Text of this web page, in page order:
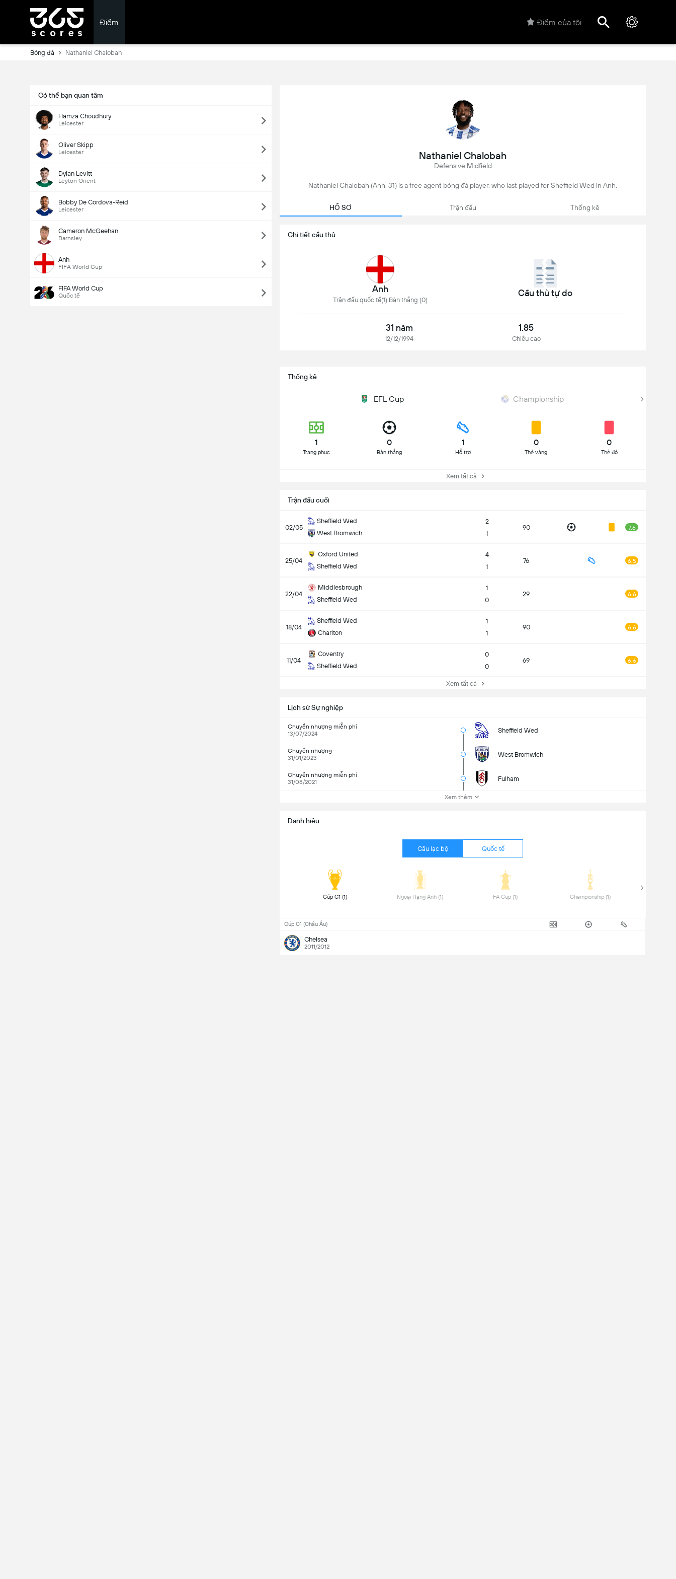
Điểm Điểm của tôi
Bóng đá Nathaniel Chalobah
Có thể bạn quan tâm
Hamza Choudhury
Leicester
Oliver Skipp
Leicester
Dylan Levitt
Leyton Orient
Bobby De Cordova-Reid
Leicester
Cameron McGeehan
Barnsley
Anh
FIFA World Cup
FIFA World Cup
Quốc tế
Nathaniel Chalobah
Defensive Midfield
Nathaniel Chalobah (Anh, 31) is a free agent bóng đá player, who last played for Sheffield Wed in Anh.
HỒ SƠ Trận đấu Thống kê
Chi tiết cầu thủ
Anh
Trận đấu quốc tế(1) Bàn thắng (0)
Cầu thủ tự do
31 năm
12/12/1994
1.85
Chiều cao
Thống kê
EFL Cup Championship
1
Trang phục
0
Bàn thắng
1
Hỗ trợ
0
Thẻ vàng
0
Thẻ đỏ
Xem tất cả
Trận đấu cuối
02/05
Sheffield Wed
West Bromwich
2
1
90 7.6
25/04
Oxford United
Sheffield Wed
4
1
76 6.5
22/04
Middlesbrough
Sheffield Wed
1
0
29 6.6
18/04
Sheffield Wed
Charlton
1
1
90 6.6
11/04
Coventry
Sheffield Wed
0
0
69 6.6
Xem tất cả
Lịch sử Sự nghiệp
Chuyển nhượng miễn phí
13/07/2024
Sheffield Wed
Chuyển nhượng
31/01/2023
West Bromwich
Chuyển nhượng miễn phí
31/08/2021
Fulham
Xem thêm
Danh hiệu
Câu lạc bộ Quốc tế
Cúp C1 (Châu Âu)
Chelsea
2011/2012